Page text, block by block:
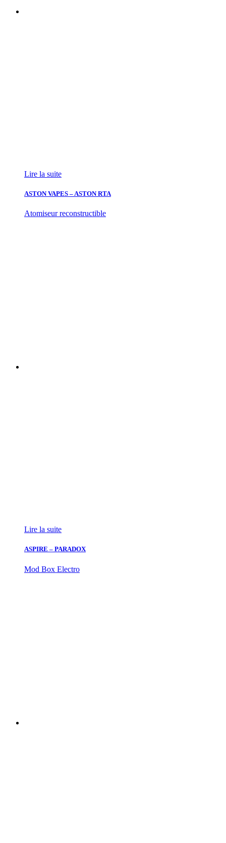
Lire la suite
ASTON VAPES – ASTON RTA
Atomiseur reconstructible
Lire la suite
ASPIRE – PARADOX
Mod Box Electro